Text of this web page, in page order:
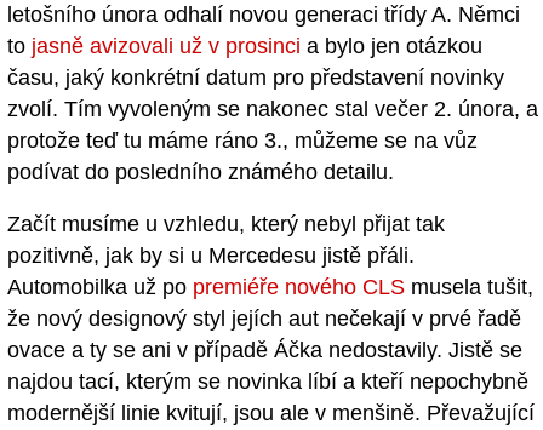
letošního února odhalí novou generaci třídy A. Němci
to jasně avizovali už v prosinci a bylo jen otázkou
času, jaký konkrétní datum pro představení novinky
zvolí. Tím vyvoleným se nakonec stal večer 2. února, a
protože teď tu máme ráno 3., můžeme se na vůz
podívat do posledního známého detailu.
Začít musíme u vzhledu, který nebyl přijat tak
pozitivně, jak by si u Mercedesu jistě přáli.
Automobilka už po premiéře nového CLS musela tušit,
že nový designový styl jejích aut nečekají v prvé řadě
ovace a ty se ani v případě Áčka nedostavily. Jistě se
najdou tací, kterým se novinka líbí a kteří nepochybně
modernější linie kvitují, jsou ale v menšině. Převažující